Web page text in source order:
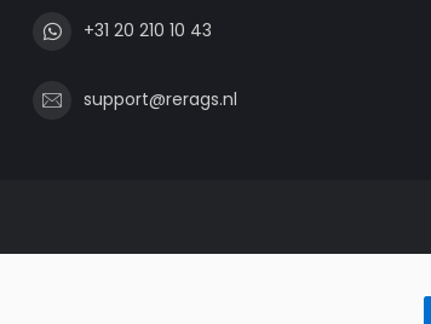
+31 20 210 10 43
support@rerags.nl